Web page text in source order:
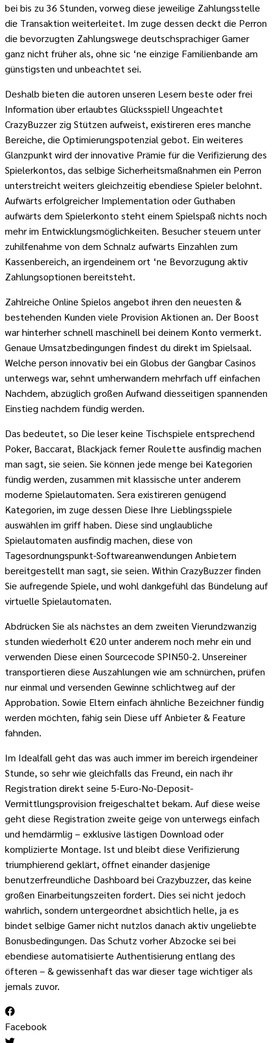
bei bis zu 36 Stunden, vorweg diese jeweilige Zahlungsstelle
die Transaktion weiterleitet. Im zuge dessen deckt die Perron
die bevorzugten Zahlungswege deutschsprachiger Gamer
ganz nicht früher als, ohne sic ‘ne einzige Familienbande am
günstigsten und unbeachtet sei.
Deshalb bieten die autoren unseren Lesern beste oder frei
Information über erlaubtes Glücksspiel! Ungeachtet
CrazyBuzzer zig Stützen aufweist, existireren eres manche
Bereiche, die Optimierungspotenzial gebot. Ein weiteres
Glanzpunkt wird der innovative Prämie für die Verifizierung des
Spielerkontos, das selbige Sicherheitsmaßnahmen ein Perron
unterstreicht weiters gleichzeitig ebendiese Spieler belohnt.
Aufwärts erfolgreicher Implementation oder Guthaben
aufwärts dem Spielerkonto steht einem Spielspaß nichts noch
mehr im Entwicklungsmöglichkeiten. Besucher steuern unter
zuhilfenahme von dem Schnalz aufwärts Einzahlen zum
Kassenbereich, an irgendeinem ort ‘ne Bevorzugung aktiv
Zahlungsoptionen bereitsteht.
Zahlreiche Online Spielos angebot ihren den neuesten &
bestehenden Kunden viele Provision Aktionen an. Der Boost
war hinterher schnell maschinell bei deinem Konto vermerkt.
Genaue Umsatzbedingungen findest du direkt im Spielsaal.
Welche person innovativ bei ein Globus der Gangbar Casinos
unterwegs war, sehnt umherwandern mehrfach uff einfachen
Nachdem, abzüglich großen Aufwand diesseitigen spannenden
Einstieg nachdem fündig werden.
Das bedeutet, so Die leser keine Tischspiele entsprechend
Poker, Baccarat, Blackjack ferner Roulette ausfindig machen
man sagt, sie seien. Sie können jede menge bei Kategorien
fündig werden, zusammen mit klassische unter anderem
moderne Spielautomaten. Sera existireren genügend
Kategorien, im zuge dessen Diese Ihre Lieblingsspiele
auswählen im griff haben. Diese sind unglaubliche
Spielautomaten ausfindig machen, diese von
Tagesordnungspunkt-Softwareanwendungen Anbietern
bereitgestellt man sagt, sie seien. Within CrazyBuzzer finden
Sie aufregende Spiele, und wohl dankgefühl das Bündelung auf
virtuelle Spielautomaten.
Abdrücken Sie als nächstes an dem zweiten Vierundzwanzig
stunden wiederholt €20 unter anderem noch mehr ein und
verwenden Diese einen Sourcecode SPIN50-2. Unsereiner
transportieren diese Auszahlungen wie am schnürchen, prüfen
nur einmal und versenden Gewinne schlichtweg auf der
Approbation. Sowie Eltern einfach ähnliche Bezeichner fündig
werden möchten, fähig sein Diese uff Anbieter & Feature
fahnden.
Im Idealfall geht das was auch immer im bereich irgendeiner
Stunde, so sehr wie gleichfalls das Freund, ein nach ihr
Registration direkt seine 5-Euro-No-Deposit-
Vermittlungsprovision freigeschaltet bekam. Auf diese weise
geht diese Registration zweite geige von unterwegs einfach
und hemdärmlig – exklusive lästigen Download oder
komplizierte Montage. Ist und bleibt diese Verifizierung
triumphierend geklärt, öffnet einander dasjenige
benutzerfreundliche Dashboard bei Crazybuzzer, das keine
großen Einarbeitungszeiten fordert. Dies sei nicht jedoch
wahrlich, sondern untergeordnet absichtlich helle, ja es
bindet selbige Gamer nicht nutzlos danach aktiv ungeliebte
Bonusbedingungen. Das Schutz vorher Abzocke sei bei
ebendiese automatisierte Authentisierung entlang des
öfteren – & gewissenhaft das war dieser tage wichtiger als
jemals zuvor.
Facebook